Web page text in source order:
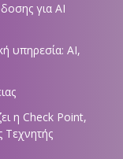
για AI
υπηρεσία: AI,
η Check Point,
Τεχνητής